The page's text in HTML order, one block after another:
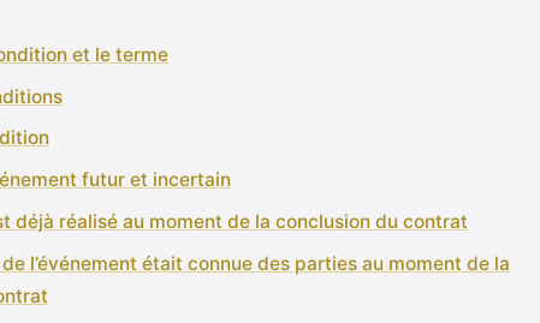
et le terme
futur et incertain
déjà réalisé au moment de la conclusion du contrat
l’événement était connue des parties au moment de la